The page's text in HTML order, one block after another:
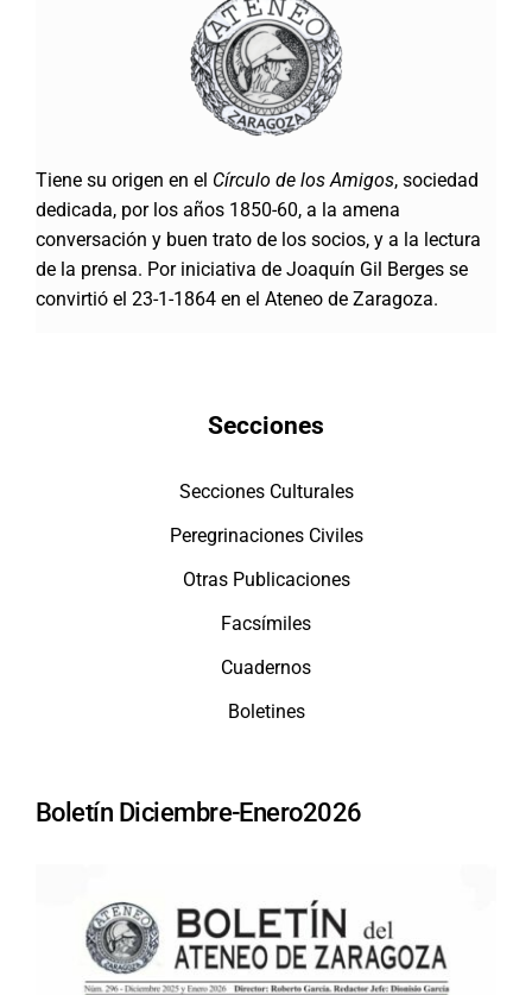
Tiene su origen en el Círculo de los Amigos, sociedad
dedicada, por los años 1850-60, a la amena
conversación y buen trato de los socios, y a la lectura
de la prensa. Por iniciativa de Joaquín Gil Berges se
convirtió el 23-1-1864 en el Ateneo de Zaragoza.
Secciones
Secciones Culturales
Peregrinaciones Civiles
Otras Publicaciones
Facsímiles
Cuadernos
Boletines
Boletín Diciembre-Enero2026